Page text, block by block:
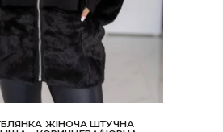
ЖІНОЧА ШТУЧНА